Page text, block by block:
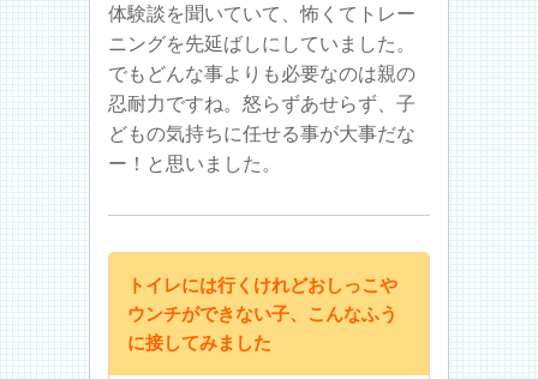
体験談を聞いていて、怖くてトレー
ニングを先延ばしにしていました。
でもどんな事よりも必要なのは親の
忍耐力ですね。怒らずあせらず、子
どもの気持ちに任せる事が大事だな
ー！と思いました。
トイレには行くけれどおしっこや
ウンチができない子、こんなふう
に接してみました